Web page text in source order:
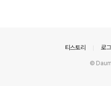
티스토리 로
©